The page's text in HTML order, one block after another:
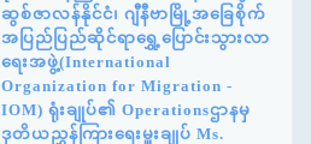
ဆွစ်ဇာလန်နိုင်ငံ၊ ဂျီနီဗာမြို့အခြေစိုက်
အပြည်ပြည်ဆိုင်ရာရွှေ့ပြောင်းသွားလာ
ရေးအဖွဲ့(International
Organization for Migration -
IOM) ရုံးချုပ်၏ Operationsဌာနမှ
ဒုတိယညွှန်ကြားရေးမှူးချုပ် Ms.